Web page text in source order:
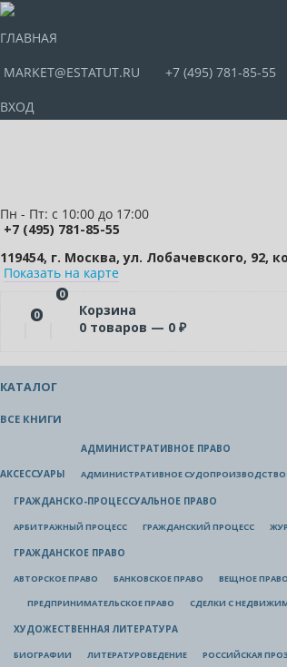
ГЛАВНАЯ
MARKET@ESTATUT.RU
+7 (495) 781-85-55
ВХОД
Пн - Пт: с 10:00 до 17:00
+7 (495) 781-85-55
119454, г. Москва, ул. Лобачевского, 92,
Показать на карте
0
0
Корзина
0 товаров — 0 ₽
КАТАЛОГ
ВСЕ КНИГИ
АКСЕССУАРЫ
АДМИНИСТРАТИВНОЕ ПРАВО
АДМИНИСТРАТИВНОЕ СУДОПРОИЗВОДСТВО
ГРАЖДАНСКО-ПРОЦЕССУАЛЬНОЕ ПРАВО
АРБИТРАЖНЫЙ ПРОЦЕСС ГРАЖДАНСКИЙ ПРОЦЕСС
ГРАЖДАНСКОЕ ПРАВО
АВТОРСКОЕ ПРАВО БАНКОВСКОЕ ПРАВО ВЕЩНОЕ ПРАВО
ПРЕДПРИНИМАТЕЛЬСКОЕ ПРАВО СДЕЛКИ С
ХУДОЖЕСТВЕННАЯ ЛИТЕРАТУРА
БИОГРАФИИ ЛИТЕРАТУРОВЕДЕНИЕ РОССИЙСКАЯ